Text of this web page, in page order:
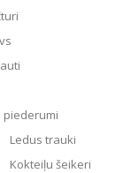
piederumi
Ledus trauki
Kokteiļu šeikeri